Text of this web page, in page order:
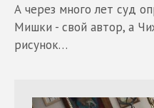
А через много лет суд
Мишки - свой автор, а
рисунок…